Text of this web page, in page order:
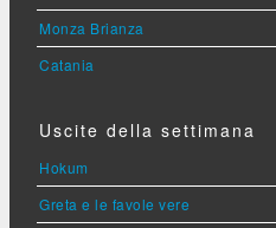
Monza Brianza
Catania
Uscite della settimana
Hokum
Greta e le favole vere